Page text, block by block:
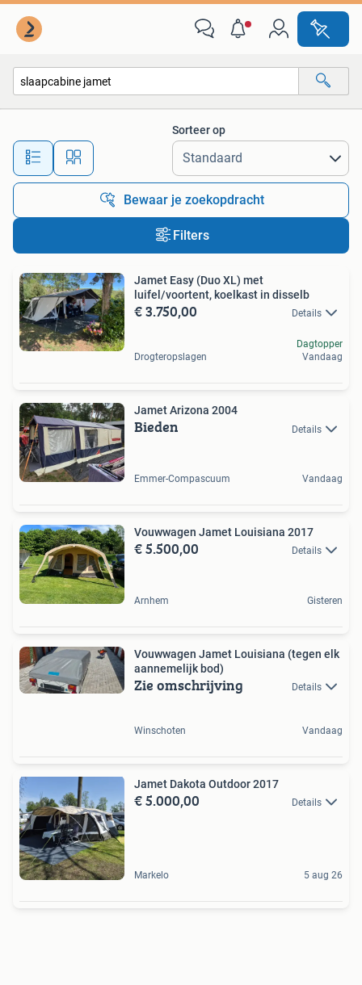
Alle afstanden…
Sorteer op
Bewaar je zoekopdracht
Filters
Jamet Easy (Duo XL) met
luifel/voortent, koelkast in disselb
€ 3.750,00 Details
Drogteropslagen
Dagtopper
Vandaag
Jamet Arizona 2004
Bieden Details
Emmer-Compascuum Vandaag
Vouwwagen Jamet Louisiana 2017
€ 5.500,00 Details
Arnhem Gisteren
Vouwwagen Jamet Louisiana (tegen elk
aannemelijk bod)
Zie omschrijving Details
Winschoten Vandaag
Jamet Dakota Outdoor 2017
€ 5.000,00 Details
Markelo 5 aug 26